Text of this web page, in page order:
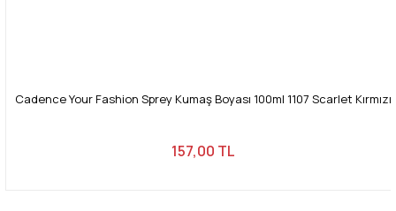
Cadence Your Fashion Sprey Kumaş Boyası 100ml 1107 Scarlet Kırmızı
157,00 TL